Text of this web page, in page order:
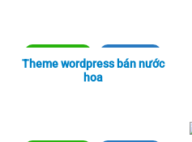
Xem thực tế Xem chi tiết
Theme wordpress bán nước
hoa